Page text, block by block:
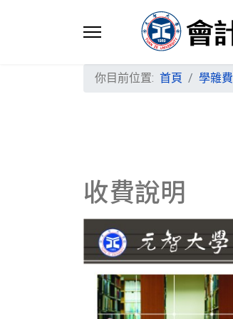
你目前位置: 首頁 學雜費
收費說明